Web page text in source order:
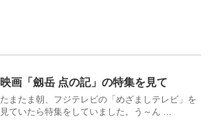
映画「劔岳 点の記」の特集を見て
たまたま朝、フジテレビの「めざましテレビ」を
見ていたら特集をしていました。う～ん ...